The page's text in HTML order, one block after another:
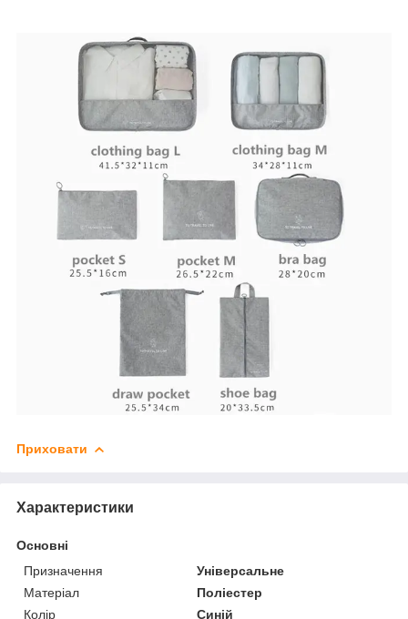
Приховати
Характеристики
Основні
Призначення
Універсальне
Матеріал
Поліестер
Колір
Синій